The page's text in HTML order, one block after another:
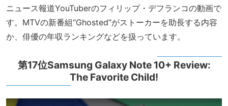
ニュース報道YouTuberのフィリップ・デフランコの動画で
す。MTVの新番組“Ghosted”がストーカーを助長する内容
か、俳優の年収ランキングなどを扱っています。
第17位Samsung Galaxy Note 10+ Review:
The Favorite Child!